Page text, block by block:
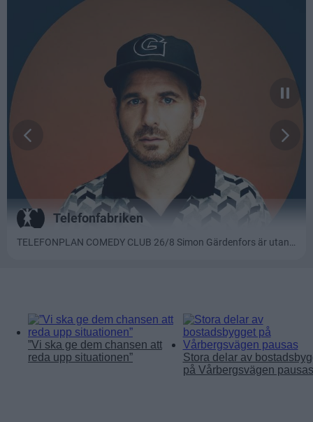
”Vi ska ge dem chansen att
reda upp situationen”
Stora delar av
på Vårbergsvägen pausas